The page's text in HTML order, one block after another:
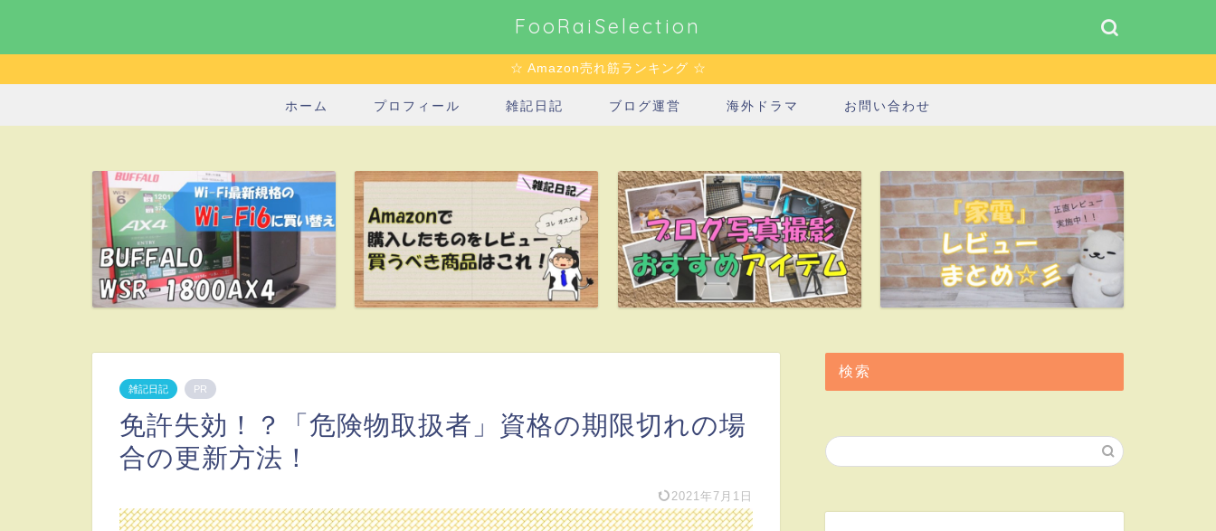
FooRaiSelection
☆ Amazon売れ筋ランキング ☆
ホーム プロフィール 雑記日記 ブログ運営 海外ドラマ お問い合わせ
雑記日記 PR
免許失効！？「危険物取扱者」資格の期限切れの場
合の更新方法！
2021年7月1日
検索